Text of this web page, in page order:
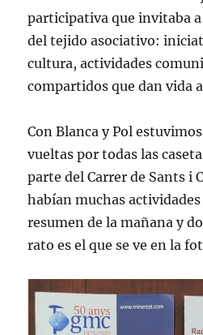
participativa que invitaba
del tejido asociativo:
cultura, actividades
compartidos que dan vida
Con Blanca y Pol
vueltas por todas las
parte del Carrer de Sants i
habían muchas actividades
resumen de la mañana y
rato es el que se ve en la